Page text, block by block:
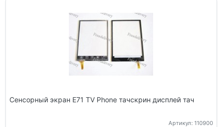
Сенсорный экран E71 TV Phone тачскрин дисплей тач
Артикул: 110900